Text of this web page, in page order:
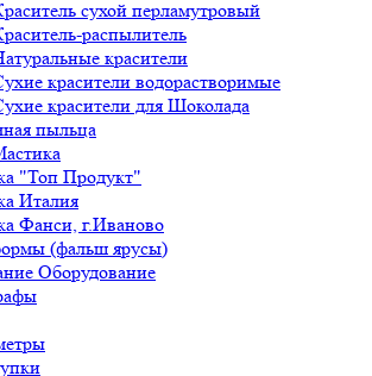
сухой перламутровый
распылитель
красители
красители водорастворимые
красители для Шоколада
пыльца
"Топ Продукт"
Италия
Фанси, г.Иваново
(фальш ярусы)
Оборудование